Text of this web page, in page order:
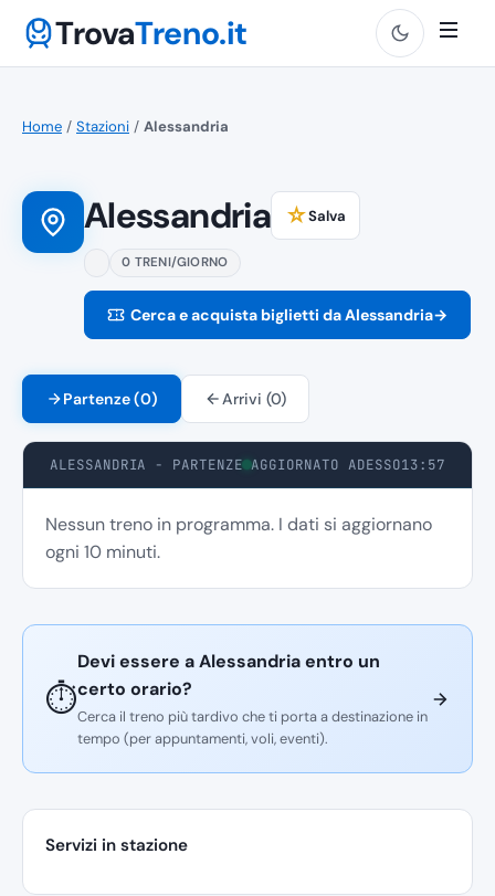
TrovaTreno.it
Home / Stazioni / Alessandria
Alessandria ☆Salva
0 TRENI/GIORNO
Cerca e acquista biglietti da Alessandria→
Partenze (0) Arrivi (0)
ALESSANDRIA - PARTENZE AGGIORNATO ADESSO13:57
Nessun treno in programma. I dati si aggiornano
ogni 10 minuti.
⏱️
Devi essere a Alessandria entro un
certo orario?
Cerca il treno più tardivo che ti porta a destinazione in
tempo (per appuntamenti, voli, eventi).
Servizi in stazione